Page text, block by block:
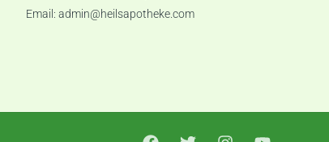
Email: admin@heilsapotheke.com